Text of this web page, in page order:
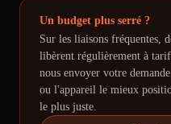
Un budget plus serré ?
Sur les liaisons fréquentes,
libèrent régulièrement à
nous envoyer votre
ou l'appareil le mieux
le plus juste.